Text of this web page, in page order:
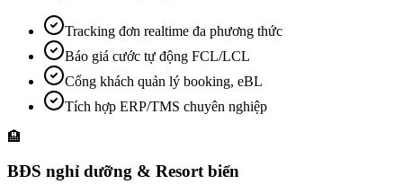
Tracking đơn realtime đa phương thức
Báo giá cước tự động FCL/LCL
Cổng khách quản lý booking, eBL
Tích hợp ERP/TMS chuyên nghiệp
🏨
BĐS nghỉ dưỡng & Resort biển